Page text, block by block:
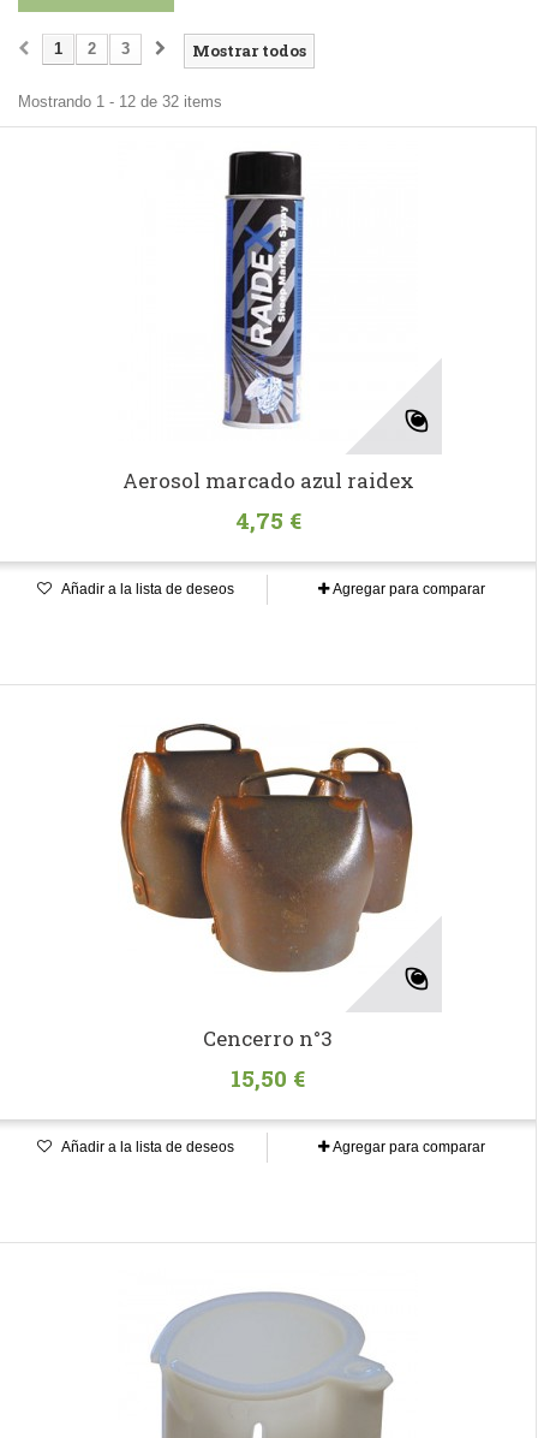
Mostrar todos
1 2 3
Mostrando 1 - 12 de 32 items
Aerosol marcado azul raidex
4,75 €
Añadir a la lista de deseos Agregar para comparar
Cencerro n°3
15,50 €
Añadir a la lista de deseos Agregar para comparar